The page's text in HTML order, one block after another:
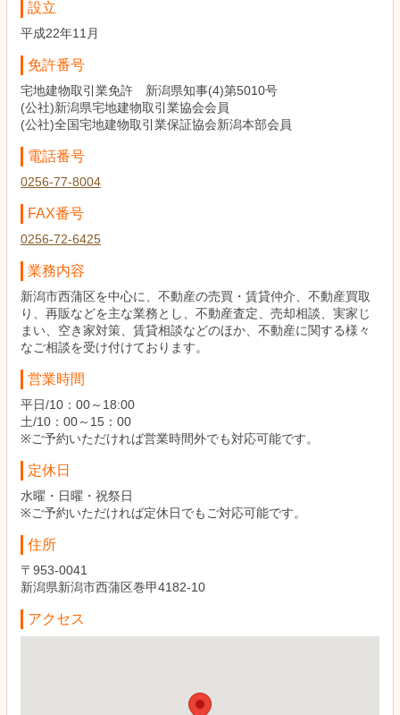
設立
平成22年11月
免許番号
宅地建物取引業免許 新潟県知事(4)第5010号
(公社)新潟県宅地建物取引業協会会員
(公社)全国宅地建物取引業保証協会新潟本部会員
電話番号
0256-77-8004
FAX番号
0256-72-6425
業務内容
新潟市西蒲区を中心に、不動産の売買・賃貸仲介、不動産買取
り、再販などを主な業務とし、不動産査定、売却相談、実家じ
まい、空き家対策、賃貸相談などのほか、不動産に関する様々
なご相談を受け付けております。
営業時間
平日/10：00～18:00
土/10：00～15：00
※ご予約いただければ営業時間外でも対応可能です。
定休日
水曜・日曜・祝祭日
※ご予約いただければ定休日でもご対応可能です。
住所
〒953-0041
新潟県新潟市西蒲区巻甲4182-10
アクセス